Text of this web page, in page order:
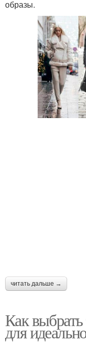
образы.
читать дальше →
Как
для